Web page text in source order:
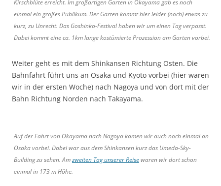
Kirschblüte erreicht. Im großartigen Garten in Okayama gab es noch
einmal ein großes Publikum. Der Garten kommt hier leider (noch) etwas zu
kurz, zu Unrecht. Das Goshinko-Festival haben wir um einen Tag verpasst.
Dabei kommt eine ca. 1km lange kostümierte Prozession am Garten vorbei.
Weiter geht es mit dem Shinkansen Richtung Osten. Die
Bahnfahrt führt uns an Osaka und Kyoto vorbei (hier waren
wir in der ersten Woche) nach Nagoya und von dort mit der
Bahn Richtung Norden nach Takayama.
Auf der Fahrt von Okayama nach Nagoya kamen wir auch noch einmal an
Osaka vorbei. Dabei war aus dem Shinkansen kurz das Umeda-Sky-
Building zu sehen. Amzweiten Tag unserer Reisewaren wir dort schon
einmal in 173 m Höhe.